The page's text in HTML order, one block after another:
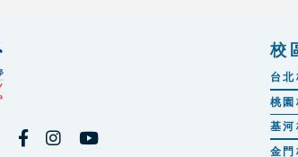
校
台
桃
基
金